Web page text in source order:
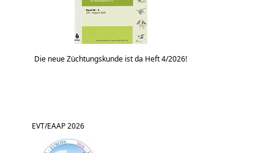
Die neue Züchtungskunde ist da Heft 4/2026!
EVT/EAAP 2026